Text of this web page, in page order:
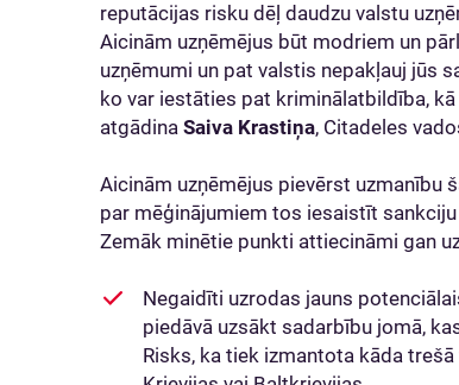
reputācijas risku dēļ daudzu valstu
Aicinām uzņēmējus būt modriem un
uzņēmumi un pat valstis nepakļauj jūs
ko var iestāties pat kriminālatbildība,
atgādina Saiva Krastiņa, Citadeles
Aicinām uzņēmējus pievērst uzmanību
par mēģinājumiem tos iesaistīt
Zemāk minētie punkti attiecināmi gan
Negaidīti uzrodas jauns
piedāvā uzsākt sadarbību jomā,
Risks, ka tiek izmantota kāda